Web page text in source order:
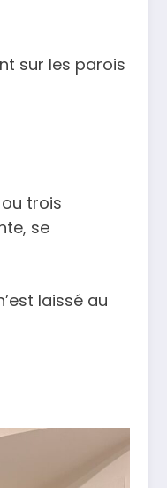
sur les parois
trois
se
laissé au